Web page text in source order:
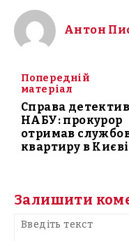
Антон
Попередній
матеріал
Справа
НАБУ: прокурор
отримав
квартиру в Києві
Залишити